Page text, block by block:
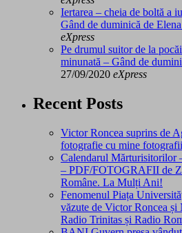
Iertarea – cheia de boltă a
Gând de duminică de
eXpress
Pe drumul suitor de la
minunată – Gând de
27/09/2020 eXpress
Recent Posts
Victor Roncea suprins de
fotografie cu mine
Calendarul Mărturisitorilor
– PDF/FOTOGRAFII de
Române. La Mulți Ani!
Fenomenul Piața
văzute de Victor Roncea
Radio Trinitas și Radio